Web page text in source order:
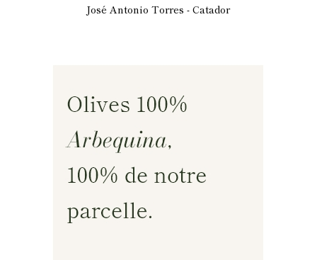
José Antonio Torres -Catador